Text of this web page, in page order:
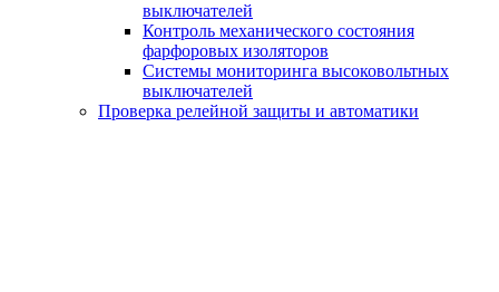
выключателей
Контроль механического состояния
фарфоровых изоляторов
Системы мониторинга высоковольтных
выключателей
Проверка релейной защиты и автоматики